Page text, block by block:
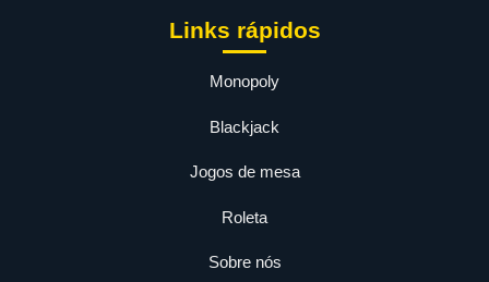
Links rápidos
Monopoly
Blackjack
Jogos de mesa
Roleta
Sobre nós